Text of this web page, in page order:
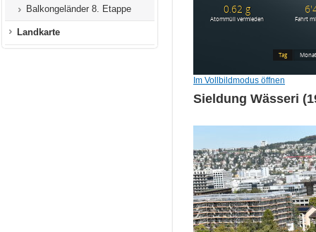
Balkongeländer 8. Etappe
Landkarte
Im Vollbildmodus öffnen
Sieldung Wässeri